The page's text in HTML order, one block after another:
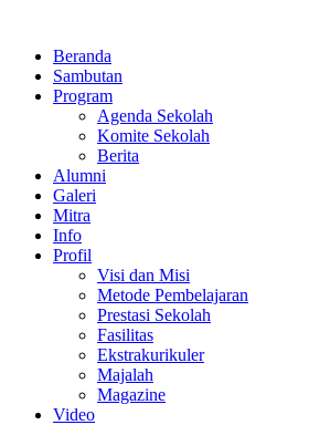
kontenBeranda
Sambutan
Program
Agenda Sekolah
Komite Sekolah
Berita
Alumni
Galeri
Mitra
Info
Profil
Visi dan Misi
Metode Pembelajaran
Prestasi Sekolah
Fasilitas
Ekstrakurikuler
Majalah
Magazine
Video